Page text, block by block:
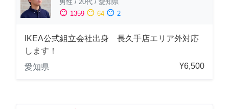
男性 / 20代 / 愛知県
sentiment_satisfied 1359 sentiment_neutral 64 sentiment_dissatisfied 2
IKEA公式組立会社出身 長久手店エリア外対応
します！
愛知県
¥6,500